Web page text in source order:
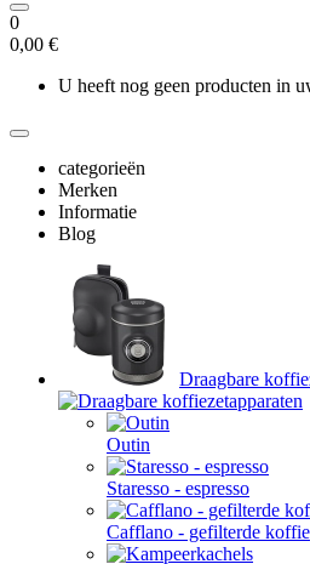
0
0,00 €
U heeft nog geen producten in
categorieën
Merken
Informatie
Blog
Draagbare
Outin
Staresso - espresso
Cafflano - gefilterde koffie